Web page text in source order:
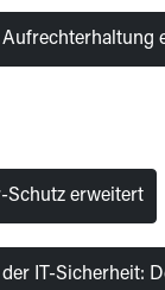
Schutz erweitert
IT-Sicherheit: